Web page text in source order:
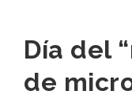
Día del
de